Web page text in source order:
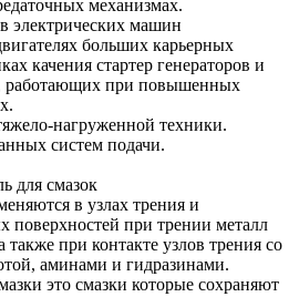
механизмах.
электрических машин
больших карьерных
качения стартер генераторов и
работающих при повышенных
нагруженной техники.
систем подачи.
для смазок
в узлах трения и
поверхностей при трении металл
также при контакте узлов трения со
аминами и гидразинами.
это смазки которые сохраняют